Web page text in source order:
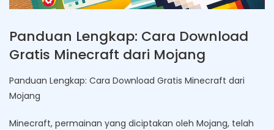
Panduan Lengkap: Cara Download
Gratis Minecraft dari Mojang
Panduan Lengkap: Cara Download Gratis Minecraft dari
Mojang
Minecraft, permainan yang diciptakan oleh Mojang, telah